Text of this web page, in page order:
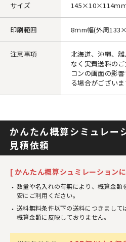
サイズ 145×10×114ｍ
印刷範囲 8ｍm幅(外周
注意事項
北海道、沖縄、
なく実費送料の
コンの画面の影
る場合がございま
かんたん概算シミュレー
見積依頼
[ かんたん概算シュミレーション
数量や名入れの有無により、概算金額
安にご利用ください。
送料無料条件以下の送料につきまして
概算金額に反映しておりません。